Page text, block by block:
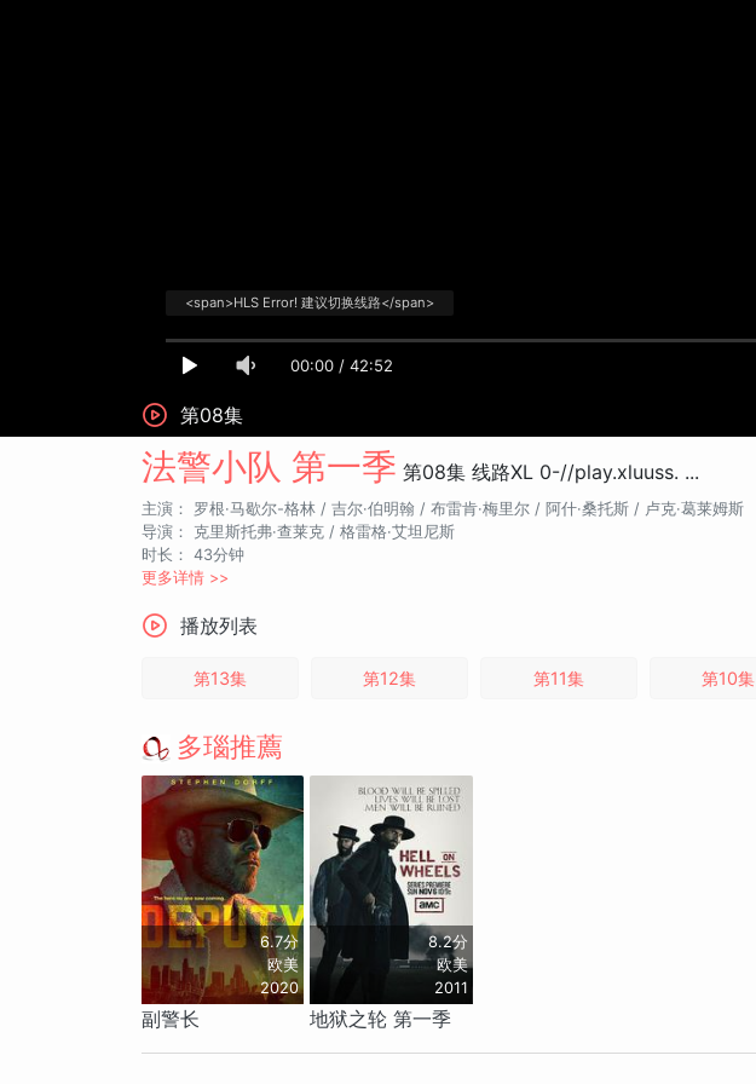
00:00 / 42:52
<span>HLS Error! 建议切换线路</span>
第08集
法警小队 第一季 第08集 线路XL 0-//play.xluuss. ...
主演： 罗根·马歇尔-格林 / 吉尔·伯明翰 / 布雷肯·梅里尔 / 阿什·桑托斯 / 卢克·葛莱姆斯
导演：
克里斯托弗·查莱克 / 格雷格·艾坦尼斯
时长： 43分钟
更多详情 >>
播放列表
第13集 第12集 第11集 第10集
多瑙推薦
6.7分
欧美
2020
副警长
8.2分
欧美
2011
地狱之轮 第一季